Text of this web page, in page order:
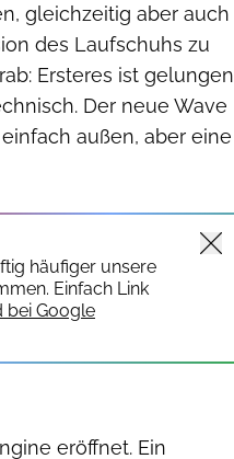
gleichzeitig aber auch
des Laufschuhs zu
Ersteres ist gelungen
Der neue Wave
außen, aber eine
häufiger unsere
Einfach Link
bei Google
eröffnet. Ein